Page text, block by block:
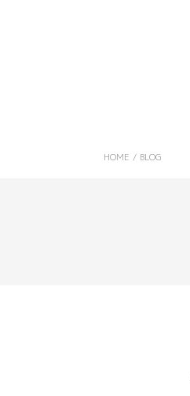
HOME / BLOG